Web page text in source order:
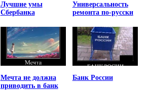
Лучшие умы
Сбербанка
Универсальность
ремонта по-русски
Мечта не должна
приводить в банк
Банк России